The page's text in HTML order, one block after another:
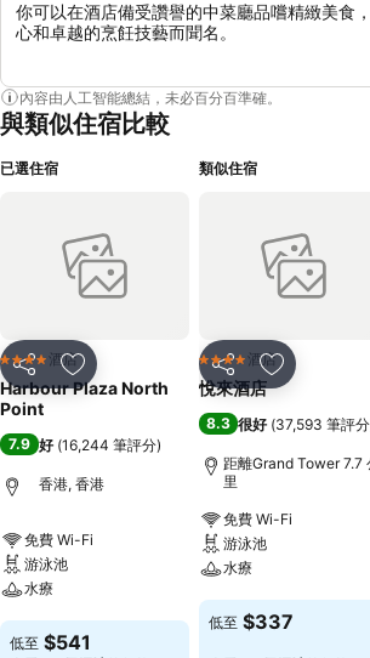
你可以在酒店備受讚譽的中菜廳品嚐精緻美食
心和卓越的烹飪技藝而聞名。
內容由人工智能總結，未必百分百準確。
與類似住宿比較
已選住宿
分享 放到收藏夾
4 星級 酒店
Harbour Plaza North
Point
7.9 好 (16,244 筆評分)
香港, 香港
免費 Wi-Fi
游泳池
水療
查看價格
低至 $541
類似住宿
分享 放到收藏夾
4 星級 酒店
悅來酒店
8.3 很好 (37,593 筆評分
距離Grand Tower 7.7
里
免費 Wi-Fi
游泳池
水療
查看價格
低至 $337